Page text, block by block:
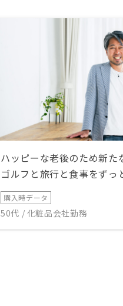
ハッピーな老後のため新た
ゴルフと旅行と食事をずっ
購入時データ
50代 / 化粧品会社勤務